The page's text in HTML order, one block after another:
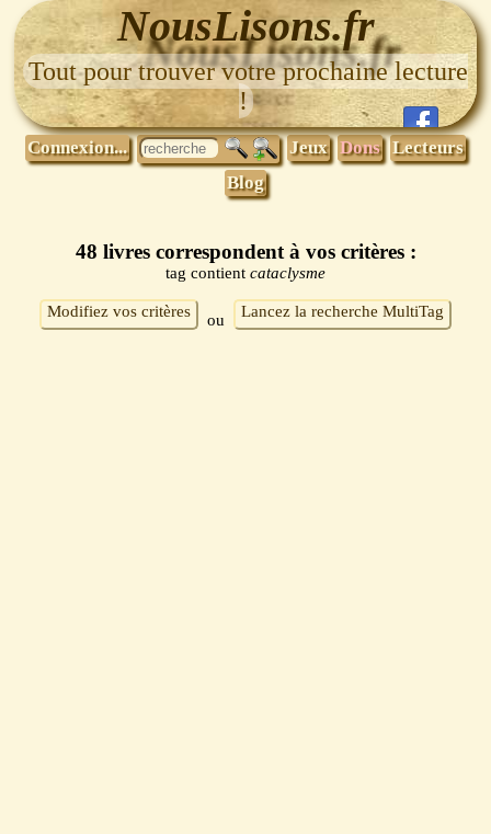
NousLisons.fr
Tout pour trouver votre prochaine lecture
!
Connexion... Jeux Dons Lecteurs
Blog
48 livres correspondent à vos critères :
tag contient cataclysme
Modifiez vos critères ou Lancez la recherche MultiTag